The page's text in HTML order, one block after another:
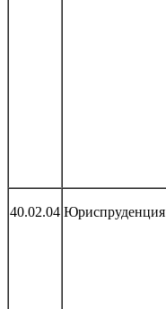
40.02.04 Юриспруденция